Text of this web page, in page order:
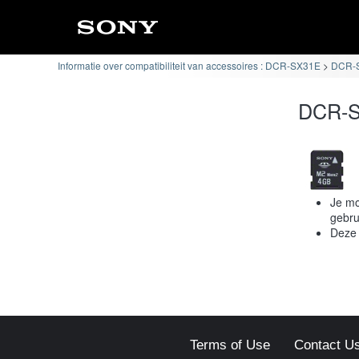
Informatie over compatibiliteit van accessoires : DCR-SX31E DCR-
DCR-
Je
Terms of Use Contact